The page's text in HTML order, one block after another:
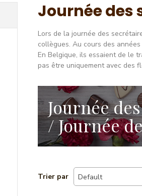
Journée des
Lors de la journée des
collègues. Au cours des
En Belgique, ils essaient de le
pas être uniquement avec des
Journée
/ Journée
Trier par Default